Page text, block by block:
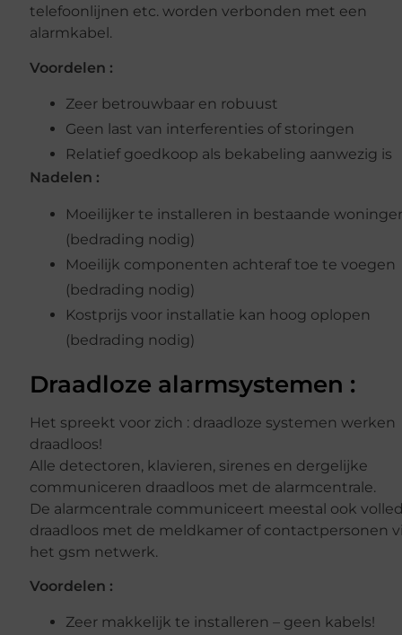
telefoonlijnen etc. worden verbonden met een
alarmkabel.
Voordelen :
Zeer betrouwbaar en robuust
Geen last van interferenties of storingen
Relatief goedkoop als bekabeling aanwezig is
Nadelen :
Moeilijker te installeren in bestaande
(bedrading nodig)
Moeilijk componenten achteraf toe te voegen
(bedrading nodig)
Kostprijs voor installatie kan hoog oplopen
(bedrading nodig)
Draadloze alarmsystemen :
Het spreekt voor zich : draadloze systemen werken
draadloos!
Alle detectoren, klavieren, sirenes en dergelijke
communiceren draadloos met de alarmcentrale.
De alarmcentrale communiceert meestal ook
draadloos met de meldkamer of contactpersonen
het gsm netwerk.
Voordelen :
Zeer makkelijk te installeren – geen kabels!